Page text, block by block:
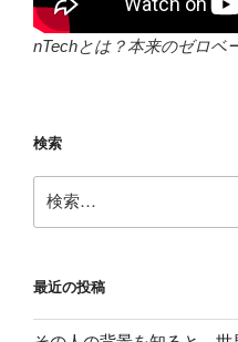
nTechとは？本来のゼロベ
検索
索:
最近の投稿